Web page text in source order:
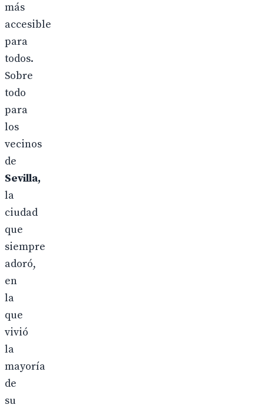
más
accesible
para
todos.
Sobre
todo
para
los
vecinos
de
Sevilla,
la
ciudad
que
siempre
adoró,
en
la
que
vivió
la
mayoría
de
su